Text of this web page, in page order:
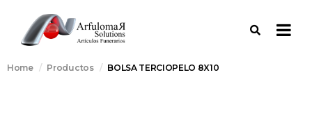
Home Productos BOLSA TERCIOPELO 8X10